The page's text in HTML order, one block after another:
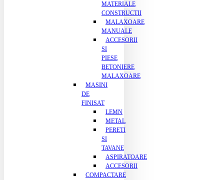
MATERIALE
CONSTRUCTII
MALAXOARE
MANUALE
ACCESORII
SI
PIESE
BETONIERE
MALAXOARE
MASINI
DE
FINISAT
LEMN
METAL
PERETI
SI
TAVANE
ASPIRATOARE
ACCESORII
COMPACTARE